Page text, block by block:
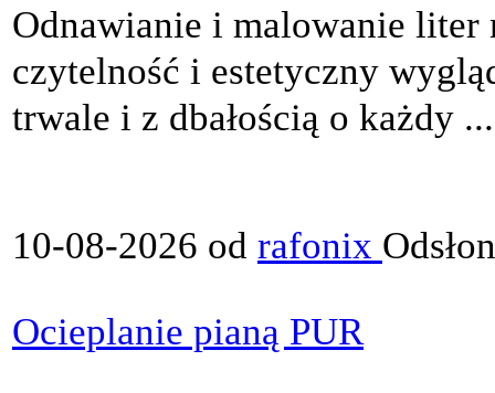
Odnawianie i malowanie liter
czytelność i estetyczny
trwale i z dbałością o każdy ...
10-08-2026 od rafonix
Ocieplanie pianą PUR